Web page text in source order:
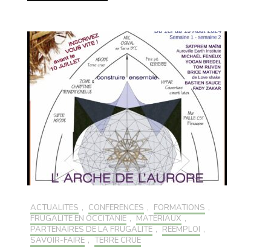
ACTUALITÉS , CONFÉRENCES , FORMATIONS ,
FRUGALITÉ EN OCCITANIE , MATÉRIAUX ,
PARTENAIRES DE LA FRUGALITÉ , RÉEMPLOI ,
SAVOIR-FAIRE , TERRE CRUE